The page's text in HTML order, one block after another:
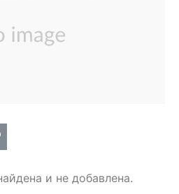
и не добавлена.